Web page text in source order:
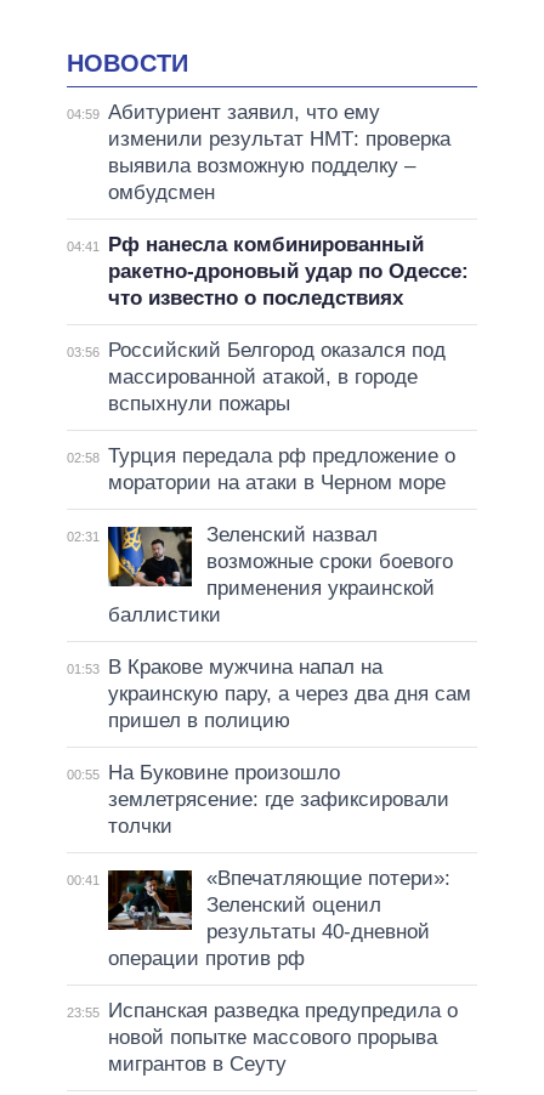
НОВОСТИ
04:59 Абитуриент заявил, что ему
изменили результат НМТ: проверка
выявила возможную подделку –
омбудсмен
04:41
Рф нанесла комбинированный
ракетно-дроновый удар по Одессе:
что известно о последствиях
03:56
Российский Белгород оказался под
массированной атакой, в городе
вспыхнули пожары
02:58 Турция передала рф предложение о
моратории на атаки в Черном море
02:31
Зеленский назвал
возможные сроки боевого
применения украинской
баллистики
01:53
В Кракове мужчина напал на
украинскую пару, а через два дня сам
пришел в полицию
00:55
На Буковине произошло
землетрясение: где зафиксировали
толчки
00:41
«Впечатляющие потери»:
Зеленский оценил
результаты 40-дневной
операции против рф
23:55
Испанская разведка предупредила о
новой попытке массового прорыва
мигрантов в Сеуту